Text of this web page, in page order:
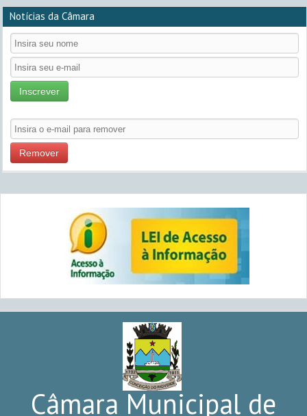
Notícias da Câmara
Inscrever
Remover
Câmara Municipal de